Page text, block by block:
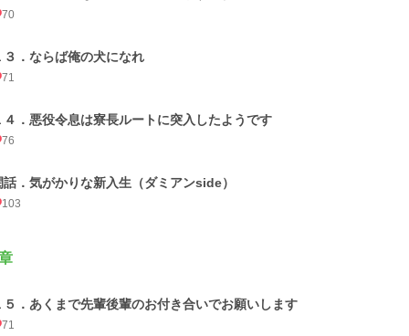
70
３．ならば俺の犬になれ
71
４．悪役令息は寮長ルートに突入したようです
76
話．気がかりな新入生（ダミアンside）
103
５．あくまで先輩後輩のお付き合いでお願いします
71